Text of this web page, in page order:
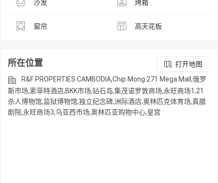
沙发 烤箱
窗帘 高天花板
所在位置
打开地图
R&F PROPERTIES CAMBODIA,Chip Mong 271 Mega Mall,俄罗
斯市场,索菲特酒店,BKK市场,钻石岛,集茂诺罗敦商场,永旺商场1,21
杀人博物馆,监狱博物馆,独立纪念碑,洲际酒店,奥林匹克体育场,真腊
剧院,永旺商场3,乌亚西市场,奥林匹亚购物中心,皇宫